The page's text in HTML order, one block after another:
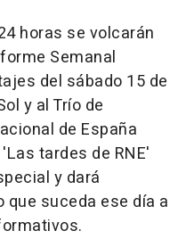
horas se volcarán
Semanal
del sábado 15 de
y al Trío de
de España
tardes de RNE'
y dará
suceda ese día a